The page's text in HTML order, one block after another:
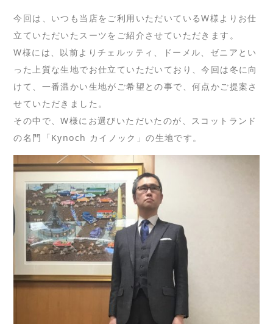
今回は、いつも当店をご利用いただいているW様よりお仕
立ていただいたスーツをご紹介させていただきます。
W様には、以前よりチェルッティ、ドーメル、ゼニアとい
った上質な生地でお仕立ていただいており、今回は冬に向
けて、一番温かい生地がご希望との事で、何点かご提案さ
せていただきました。
その中で、W様にお選びいただいたのが、スコットランド
の名門「Kynoch カイノック」の生地です。